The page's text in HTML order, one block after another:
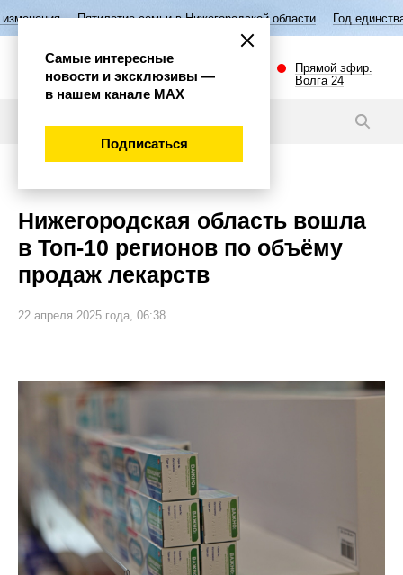
семьи в Нижегородской области Год единства народов России
Прямой эфир.
Волга 24
Нижегородская область вошла
в Топ-10 регионов по объёму
продаж лекарств
22 апреля 2025 года, 06:38
Самые интересные
новости и эксклюзивы —
в нашем канале МАХ
Подписаться